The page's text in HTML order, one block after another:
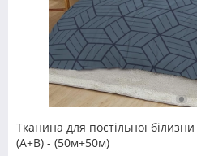
Тканина для постільної
(A+B) - (50м+50м)